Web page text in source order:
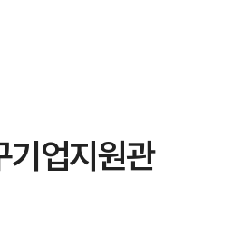
업지원관